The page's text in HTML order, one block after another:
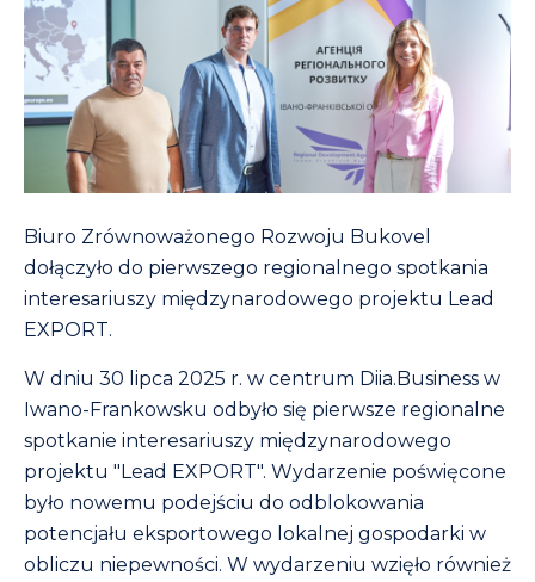
Biuro Zrównoważonego Rozwoju Bukovel
dołączyło do pierwszego regionalnego spotkania
interesariuszy międzynarodowego projektu Lead
EXPORT.
W dniu 30 lipca 2025 r. w centrum Diia.Business w
Iwano-Frankowsku odbyło się pierwsze regionalne
spotkanie interesariuszy międzynarodowego
projektu "Lead EXPORT". Wydarzenie poświęcone
było nowemu podejściu do odblokowania
potencjału eksportowego lokalnej gospodarki w
obliczu niepewności. W wydarzeniu wzięło również